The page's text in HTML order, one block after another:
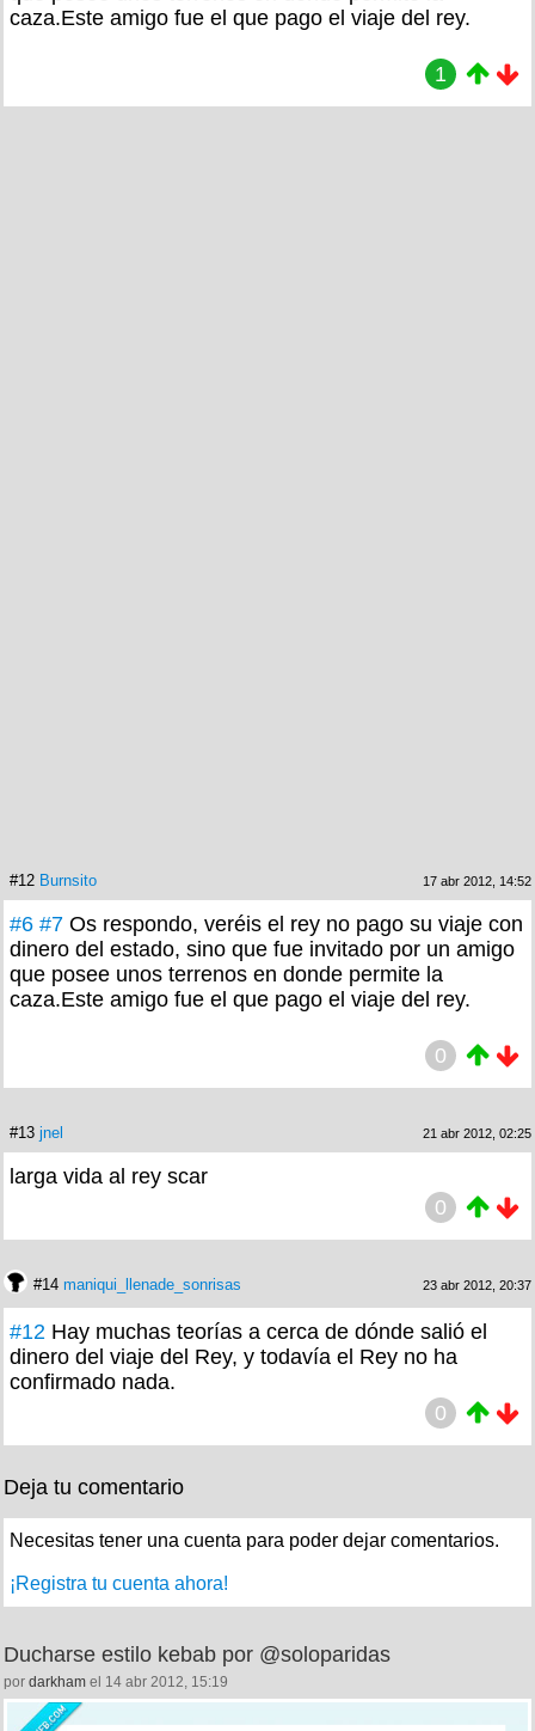
caza.Este amigo fue el que pago el viaje del rey.
1
#12 Burnsito 17 abr 2012, 14:52
#6 #7 Os respondo, veréis el rey no pago su viaje con
dinero del estado, sino que fue invitado por un amigo
que posee unos terrenos en donde permite la
caza.Este amigo fue el que pago el viaje del rey.
0
#13 jnel 21 abr 2012, 02:25
larga vida al rey scar
0
#14 maniqui_llenade_sonrisas 23 abr 2012, 20:37
#12 Hay muchas teorías a cerca de dónde salió el
dinero del viaje del Rey, y todavía el Rey no ha
confirmado nada.
0
Deja tu comentario
Necesitas tener una cuenta para poder dejar comentarios.
¡Registra tu cuenta ahora!
Ducharse estilo kebab por @soloparidas
por darkham el 14 abr 2012, 15:19